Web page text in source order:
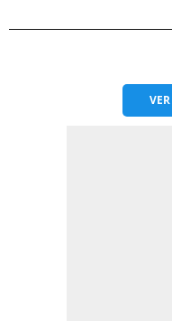
VER